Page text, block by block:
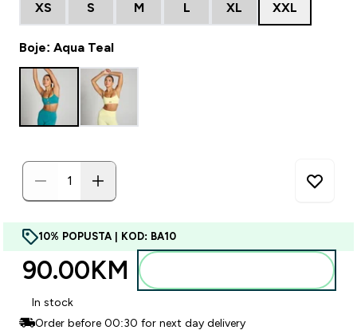
XS S M L XL XXL
Boje: Aqua Teal
10% POPUSTA | KOD: BA10
90.00KM‎
In stock
Order before 00:30 for next day delivery